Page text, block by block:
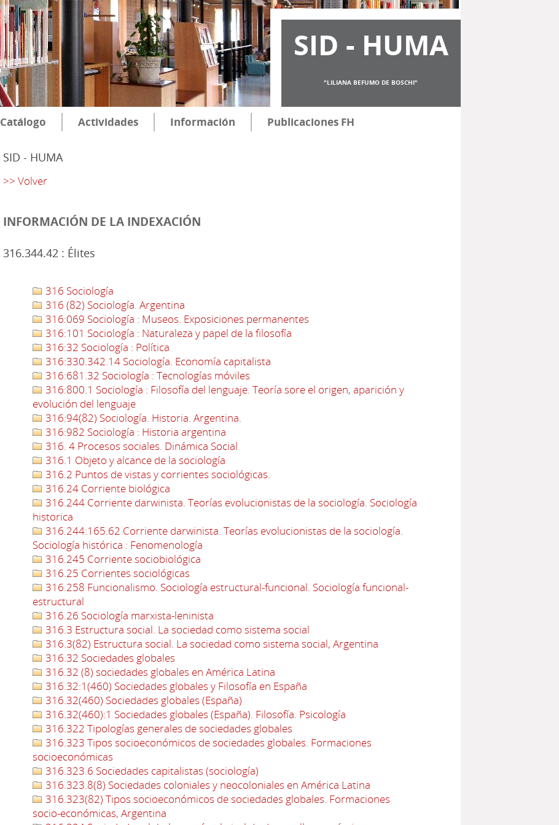
SID - HUMA
"LILIANA BEFUMO DE BOSCHI"
Catálogo Actividades Información Publicaciones FH
SID - HUMA
>> Volver
INFORMACIÓN DE LA INDEXACIÓN
316.344.42 : Élites
316 Sociología
316 (82) Sociología. Argentina
316:069 Sociología : Museos. Exposiciones permanentes
316:101 Sociología : Naturaleza y papel de la filosofía
316:32 Sociología : Política
316:330.342.14 Sociología. Economía capitalista
316:681.32 Sociología : Tecnologías móviles
316:800.1 Sociología : Filosofía del lenguaje. Teoría sore el origen, aparición y
evolución del lenguaje
316:94(82) Sociología. Historia. Argentina.
316:982 Sociología : Historia argentina
316. 4 Procesos sociales. Dinámica Social
316.1 Objeto y alcance de la sociología
316.2 Puntos de vistas y corrientes sociológicas.
316.24 Corriente biológica
316.244 Corriente darwinista. Teorías evolucionistas de la sociología. Sociología
historica
316.244:165.62 Corriente darwinista. Teorías evolucionistas de la sociología.
Sociología histórica : Fenomenología
316.245 Corriente sociobiológica
316.25 Corrientes sociológicas
316.258 Funcionalismo. Sociología estructural-funcional. Sociología funcional-
estructural
316.26 Sociología marxista-leninista
316.3 Estructura social. La sociedad como sistema social
316.3(82) Estructura social. La sociedad como sistema social, Argentina
316.32 Sociedades globales
316.32 (8) sociedades globales en América Latina
316.32:1(460) Sociedades globales y Filosofía en España
316.32(460) Sociedades globales (España)
316.32(460):1 Sociedades globales (España). Filosofía. Psicología
316.322 Tipologías generales de sociedades globales
316.323 Tipos socioeconómicos de sociedades globales. Formaciones
socioeconómicas
316.323.6 Sociedades capitalistas (sociología)
316.323.8(8) Sociedades coloniales y neocoloniales en América Latina
316.323(82) Tipos socioeconómicos de sociedades globales. Formaciones
socio-económicas, Argentina